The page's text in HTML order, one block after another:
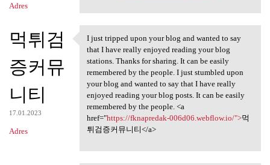
Adres
먹튀검
증커뮤
니티
17.01.2023
Adres
I just tripped upon your blog
I just tripped upon your blog and wanted to say
that I have really enjoyed reading your blog
stations. Thanks for sharing. It can be easily
remembered by the people. I just stumbled upon
your blog and wanted to say that I have really
enjoyed reading your blog posts. It can be easily
remembered by the people. <a
href="https://fknapredak-006d06.webflow.io/">먹
튀검증커뮤니티</a>